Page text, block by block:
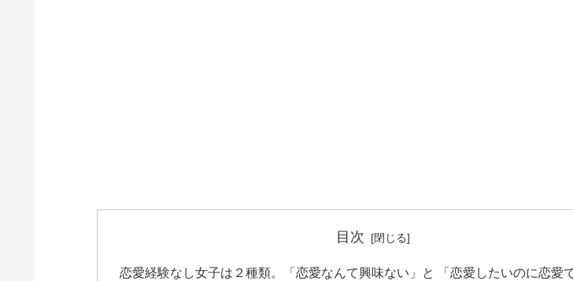
目次
恋愛経験なし女子は２種類。「恋愛なんて興味ない」と 「恋愛したいのに恋愛